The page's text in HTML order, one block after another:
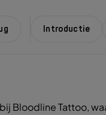
Introductie
Bloodline Tattoo,